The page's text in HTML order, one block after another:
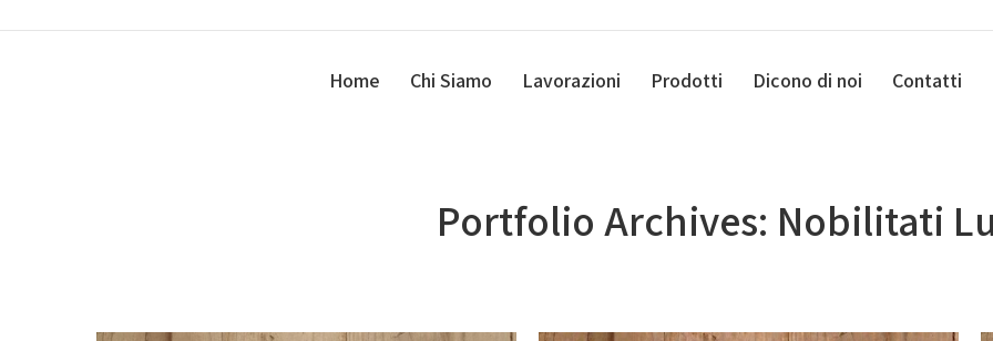
Home Chi Siamo Lavorazioni Prodotti Dicono di noi Contatti
Portfolio Archives: Nobilitati